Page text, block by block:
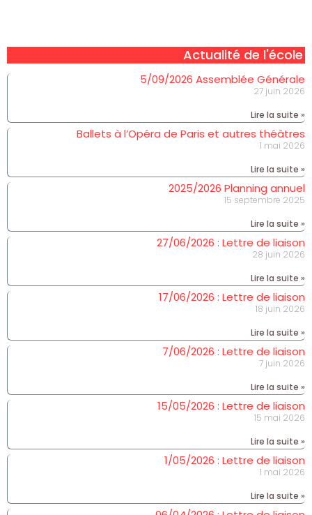
Actualité de l'école
5/09/2026 Assemblée Générale
27 juin 2026
Lire la suite »
Ballets à l’Opéra de Paris et autres théâtres
1 mai 2026
Lire la suite »
2025/2026 Planning annuel
15 septembre 2025
Lire la suite »
27/06/2026 : Lettre de liaison
28 juin 2026
Lire la suite »
17/06/2026 : Lettre de liaison
18 juin 2026
Lire la suite »
7/06/2026 : Lettre de liaison
7 juin 2026
Lire la suite »
15/05/2026 : Lettre de liaison
15 mai 2026
Lire la suite »
1/05/2026 : Lettre de liaison
1 mai 2026
Lire la suite »